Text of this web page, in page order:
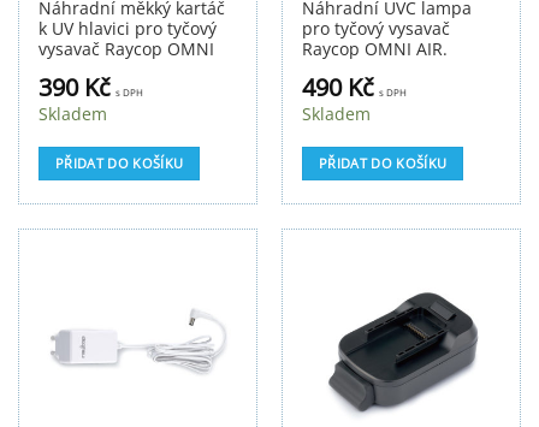
Náhradní měkký kartáč
k UV hlavici pro tyčový
vysavač Raycop OMNI
390 Kč s DPH
Skladem
PŘIDAT DO KOŠÍKU
Náhradní UVC lampa
pro tyčový vysavač
Raycop OMNI AIR.
490 Kč s DPH
Skladem
PŘIDAT DO KOŠÍKU